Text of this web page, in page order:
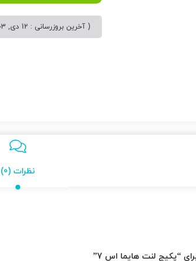
( آخرین بروزرسانی : 12 دی, 1403 )
نظرات (0)
“پکیج لنت هایما اس 7”